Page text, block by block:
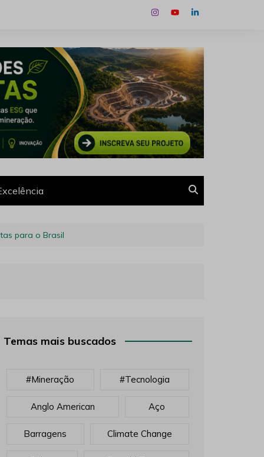
para o Brasil
Temas mais buscados
#mineração #tecnologia
Anglo American Aço
Barragens Climate Change